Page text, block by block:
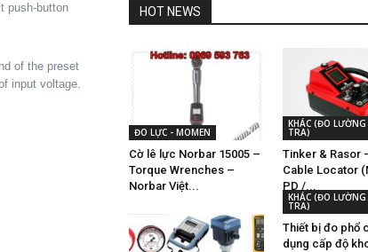
push-button
of the preset
input voltage.
HOT NEWS
ĐO LỰC - MOMEN
Cờ lê lực Norbar 15005 –
Torque Wrenches –
Norbar Việt...
KHÁC (ĐO LƯỜNG
TRA)
Tinker & Rasor
Cable Locator
PD /...
KHÁC (ĐO LƯỜNG
TRA)
Thiết bị đo phổ
dụng cấp độ